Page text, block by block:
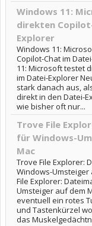
Windows 11:
direkten
Explorer
Windows 11:
Copilot-Chat im
11: Microsoft testet
im Datei-Explorer
stark danach aus,
direkt in den Datei-
wie bisher oft nur...
Trove File
für Windows-
Mac
Trove File Explorer:
Windows-Umsteiger
File Explorer:
Umsteiger auf dem
eventuell ein rotes
und Tastenkürzel
das